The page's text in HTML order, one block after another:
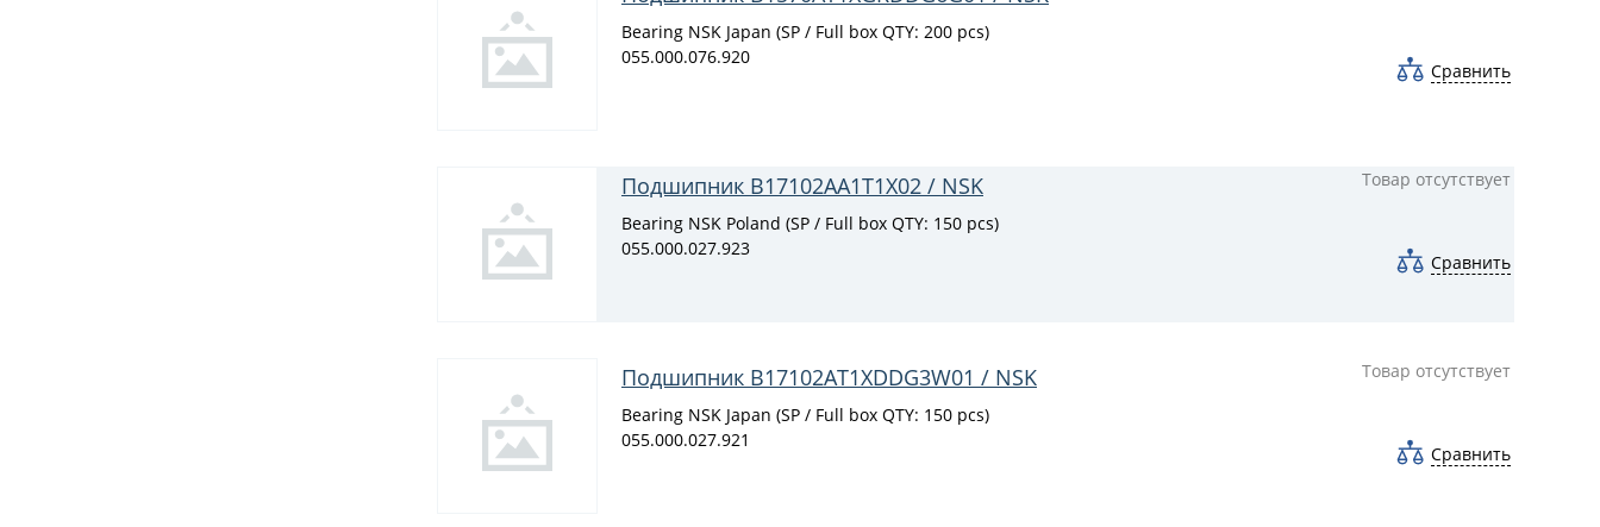
Bearing NSK Japan (SP / Full box QTY: 200 pcs)
055.000.076.920
Сравнить
Подшипник B17102AA1T1X02 / NSK
Товар отсутствует
Bearing NSK Poland (SP / Full box QTY: 150 pcs)
055.000.027.923
Сравнить
Подшипник B17102AT1XDDG3W01 / NSK
Товар отсутствует
Bearing NSK Japan (SP / Full box QTY: 150 pcs)
055.000.027.921
Сравнить